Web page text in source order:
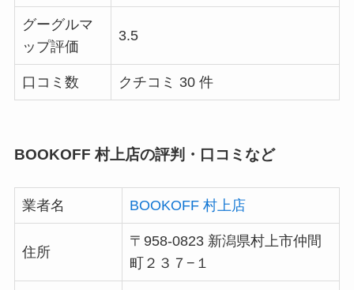
グーグルマ
ップ評価
3.5
口コミ数 クチコミ 30 件
BOOKOFF 村上店の評判・口コミなど
業者名 BOOKOFF 村上店
住所
〒958-0823 新潟県村上市仲間
町２３７−１